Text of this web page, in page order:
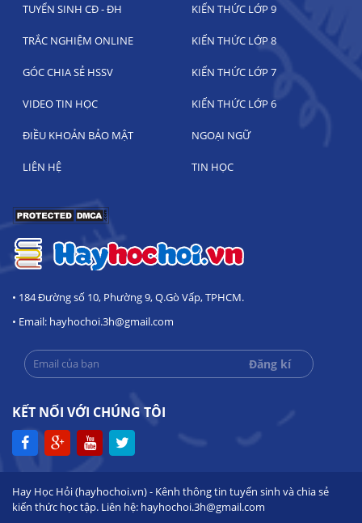
TUYỂN SINH CĐ - ĐH KIẾN THỨC LỚP 9
TRẮC NGHIỆM ONLINE KIẾN THỨC LỚP 8
GÓC CHIA SẺ HSSV KIẾN THỨC LỚP 7
VIDEO TIN HỌC KIẾN THỨC LỚP 6
ĐIỀU KHOẢN BẢO MẬT NGOẠI NGỮ
LIÊN HỆ TIN HỌC
• 184 Đường số 10, Phường 9, Q.Gò Vấp, TPHCM.
• Email: hayhochoi.3h@gmail.com
KẾT NỐI VỚI CHÚNG TÔI
Hay Học Hỏi (hayhochoi.vn) - Kênh thông tin tuyển sinh và chia sẻ
kiến thức học tập. Liên hệ: hayhochoi.3h@gmail.com